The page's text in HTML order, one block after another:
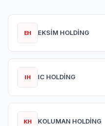
EH EKSİM HOLDİNG
IH IC HOLDİNG
KH KOLUMAN HOLDİNG